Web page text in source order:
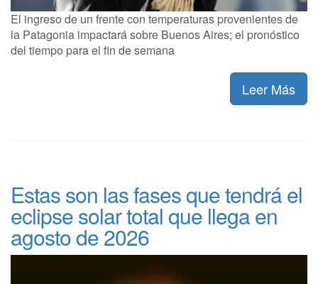
El ingreso de un frente con temperaturas provenientes de
la Patagonia impactará sobre Buenos Aires; el pronóstico
del tiempo para el fin de semana
Leer Más
Estas son las fases que tendrá el
eclipse solar total que llega en
agosto de 2026